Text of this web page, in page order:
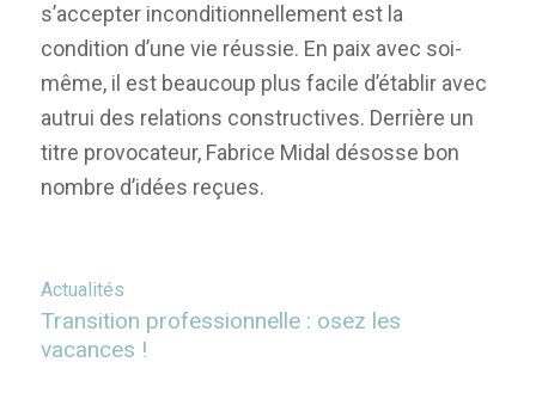
s’accepter inconditionnellement est la
condition d’une vie réussie. En paix avec soi-
même, il est beaucoup plus facile d’établir avec
autrui des relations constructives. Derrière un
titre provocateur, Fabrice Midal désosse bon
nombre d’idées reçues.
Actualités
Transition professionnelle : osez les
vacances !